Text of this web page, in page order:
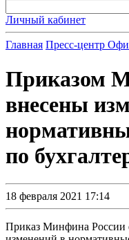
Личный кабинет
Главная Пресс-центр
Приказом
внесены
по
18 февраля 2021 17:14
Приказ Минфина России